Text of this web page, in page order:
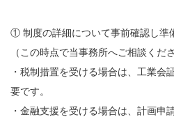
① 制度の詳細について事前確認し準
（この時点で当事務所へご相談くださ
・税制措置を受ける場合は、工業会
要です。
・金融支援を受ける場合は、計画申